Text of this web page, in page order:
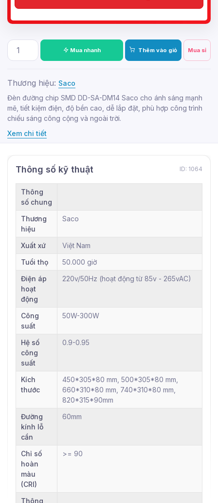
Mua nhanh Thêm vào giỏ Mua sỉ
Thương hiệu: Saco
Đèn đường chip SMD DD-SA-DM14 Saco cho ánh sáng mạnh
mẽ, tiết kiệm điện, độ bền cao, dễ lắp đặt, phù hợp công trình
chiếu sáng công cộng và ngoài trời.
Xem chi tiết
Thông số kỹ thuật ID: 1064
Thông
số chung
Thương
hiệu
Saco
Xuất xứ
Việt Nam
Tuổi thọ
50.000 giờ
Điện áp
hoạt
động
220v/50Hz (hoạt động từ 85v - 265vAC)
Công
suất
50W-300W
Hệ số
công
suất
0.9-0.95
Kích
thước
450*305*80 mm, 500*305*80 mm,
660*310*80 mm, 740*310*80 mm,
820*315*90mm
Đường
kính lỗ
cần
60mm
Chỉ số
hoàn
màu
(CRI)
>= 90
Thông